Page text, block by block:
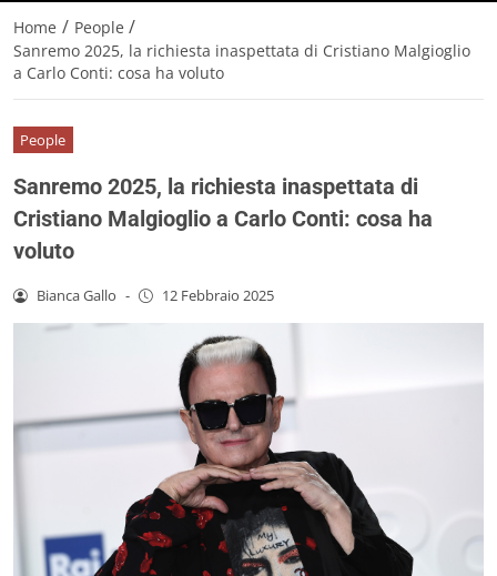
Home / People /
Sanremo 2025, la richiesta inaspettata di Cristiano Malgioglio
a Carlo Conti: cosa ha voluto
People
Sanremo 2025, la richiesta inaspettata di
Cristiano Malgioglio a Carlo Conti: cosa ha
voluto
Bianca Gallo - 12 Febbraio 2025